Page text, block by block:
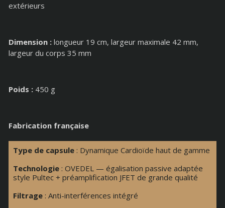
extérieurs
Dimension : longueur 19 cm, largeur maximale 42 mm,
largeur du corps 35 mm
Poids : 450 g
Fabrication française
Type de capsule : Dynamique Cardioïde haut de gamme
Technologie : OVEDEL — égalisation passive adaptée
style Pultec + préamplification JFET de grande qualité
Filtrage : Anti-interférences intégré